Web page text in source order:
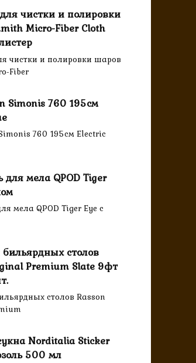
чистки и полировки
Micro-Fiber Cloth
чистки и полировки шаров
Fiber
Simonis 760 195см
760 195см Electric
для мела QPOD Tiger
мела QPOD Tiger Eye с
столов
Premium Slate 9фт
столов Rasson
Norditalia Sticker
500 мл